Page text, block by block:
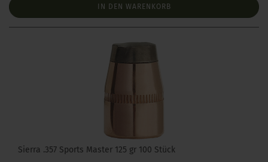
IN DEN WARENKORB
Sierra .357 Sports Master 125 gr 100 Stück